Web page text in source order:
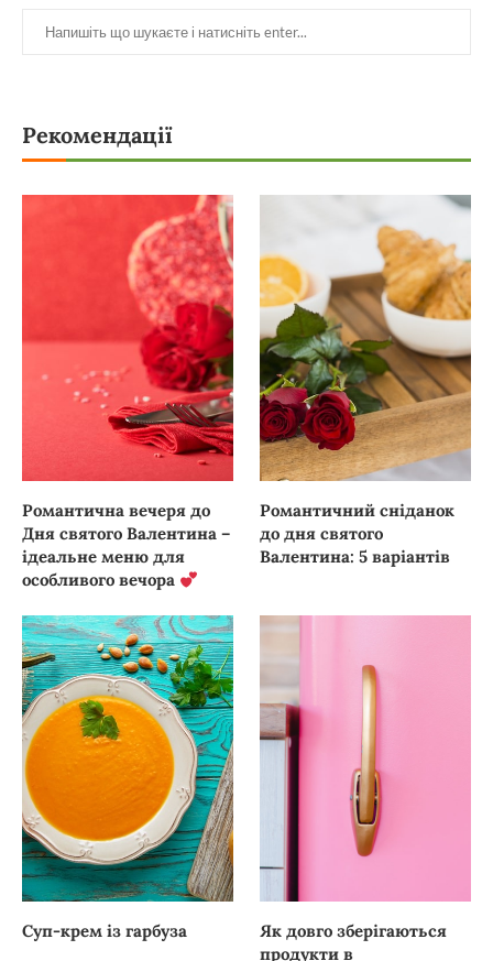
Рекомендації
Романтична вечеря до
Дня святого Валентина –
ідеальне меню для
особливого вечора
Романтичний сніданок
до дня святого
Валентина: 5 варіантів
Суп-крем із гарбуза
Як довго зберігаються
продукти в